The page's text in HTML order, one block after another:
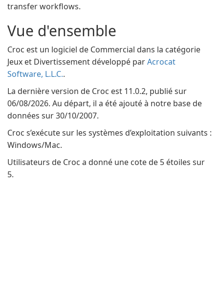
transfer workflows.
Vue d'ensemble
Croc est un logiciel de Commercial dans la catégorie
Jeux et Divertissement développé parAcrocat
Software, L.L.C..
La dernière version de Croc est 11.0.2, publié sur
06/08/2026. Au départ, il a été ajouté à notre base de
données sur 30/10/2007.
Croc s’exécute sur les systèmes d’exploitation suivants :
Windows/Mac.
Utilisateurs de Croc a donné une cote de 5 étoiles sur
5.